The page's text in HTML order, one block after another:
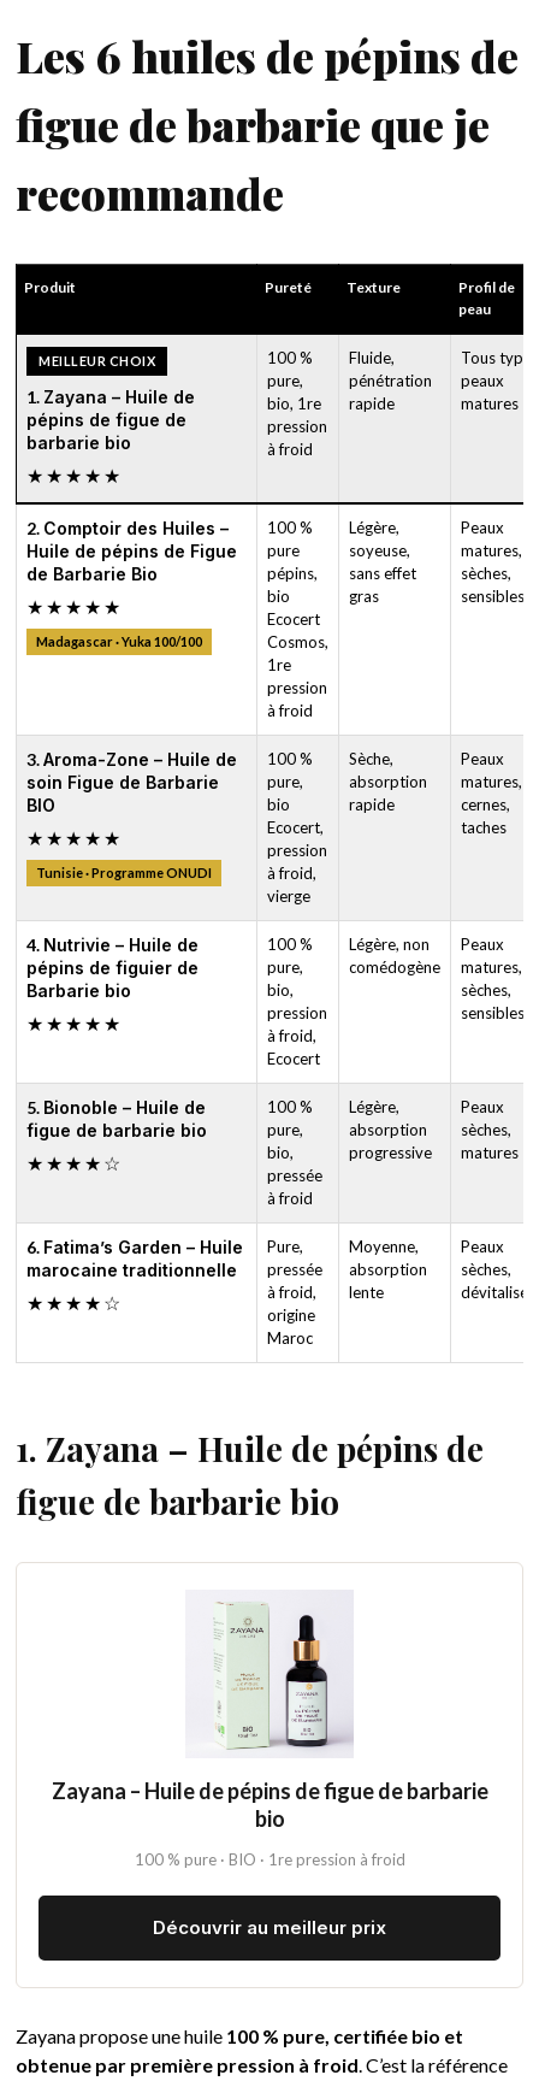
Les 6 huiles de pépins de
figue de barbarie que je
recommande
Produit Pureté Texture
Profil de
peau
MEILLEUR CHOIX
1. Zayana – Huile de
pépins de figue de
barbarie bio
★★★★★
100 %
pure,
bio, 1re
pression
à froid
Fluide,
pénétration
rapide
Tous
peaux
matures
2. Comptoir des Huiles –
Huile de pépins de Figue
de Barbarie Bio
★★★★★
Madagascar · Yuka 100/100
100 %
pure
pépins,
bio
Ecocert
Cosmos,
1re
pression
à froid
Légère,
soyeuse,
sans effet
gras
Peaux
matures,
sèches,
sensibles
3.Aroma-Zone – Huile de
soin Figue de Barbarie
BIO
★★★★★
Tunisie · Programme ONUDI
100 %
pure,
bio
Ecocert,
pression
à froid,
vierge
Sèche,
absorption
rapide
Peaux
matures,
cernes,
taches
4. Nutrivie – Huile de
pépins de figuier de
Barbarie bio
★★★★★
100 %
pure,
bio,
pression
à froid,
Ecocert
Légère, non
comédogène
Peaux
matures,
sèches,
sensibles
5. Bionoble – Huile de
figue de barbarie bio
★★★★☆
100 %
pure,
bio,
pressée
à froid
Légère,
absorption
progressive
Peaux
sèches,
matures
6. Fatima’s Garden – Huile
marocaine traditionnelle
★★★★☆
Pure,
pressée
à froid,
origine
Maroc
Moyenne,
absorption
lente
Peaux
sèches,
1. Zayana – Huile de pépins de
figue de barbarie bio
Zayana – Huile de pépins de figue de barbarie
bio
100 % pure · BIO · 1re pression à froid
Découvrir au meilleur prix
Zayana propose une huile 100 % pure, certifiée bio et
obtenue par première pression à froid. C’est la référence